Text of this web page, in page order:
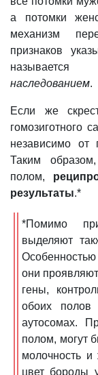
а потомки
механизм
признаков
наследованием.
Если же
гомозиготного
независимо от
Таким
полом,
результаты.*
*Помимо
выделяют
они
гены,
обоих полов
аутосомах.
полом, могут
молочность и
цвет бороды